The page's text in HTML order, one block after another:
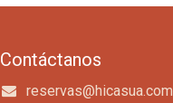
Contáctanos
reservas@hicasua.com